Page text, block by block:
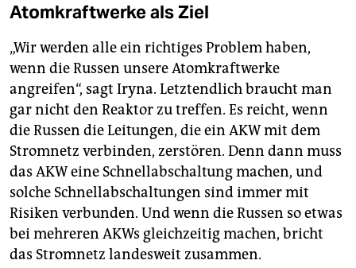
Atomkraftwerke als Ziel
„Wir werden alle ein richtiges Problem haben,
wenn die Russen unsere Atomkraftwerke
angreifen“, sagt Iryna. Letztendlich braucht man
gar nicht den Reaktor zu treffen. Es reicht, wenn
die Russen die Leitungen, die ein AKW mit dem
Stromnetz verbinden, zerstören. Denn dann muss
das AKW eine Schnellabschaltung machen, und
solche Schnellabschaltungen sind immer mit
Risiken verbunden. Und wenn die Russen so etwas
bei mehreren AKWs gleichzeitig machen, bricht
das Stromnetz landesweit zusammen.